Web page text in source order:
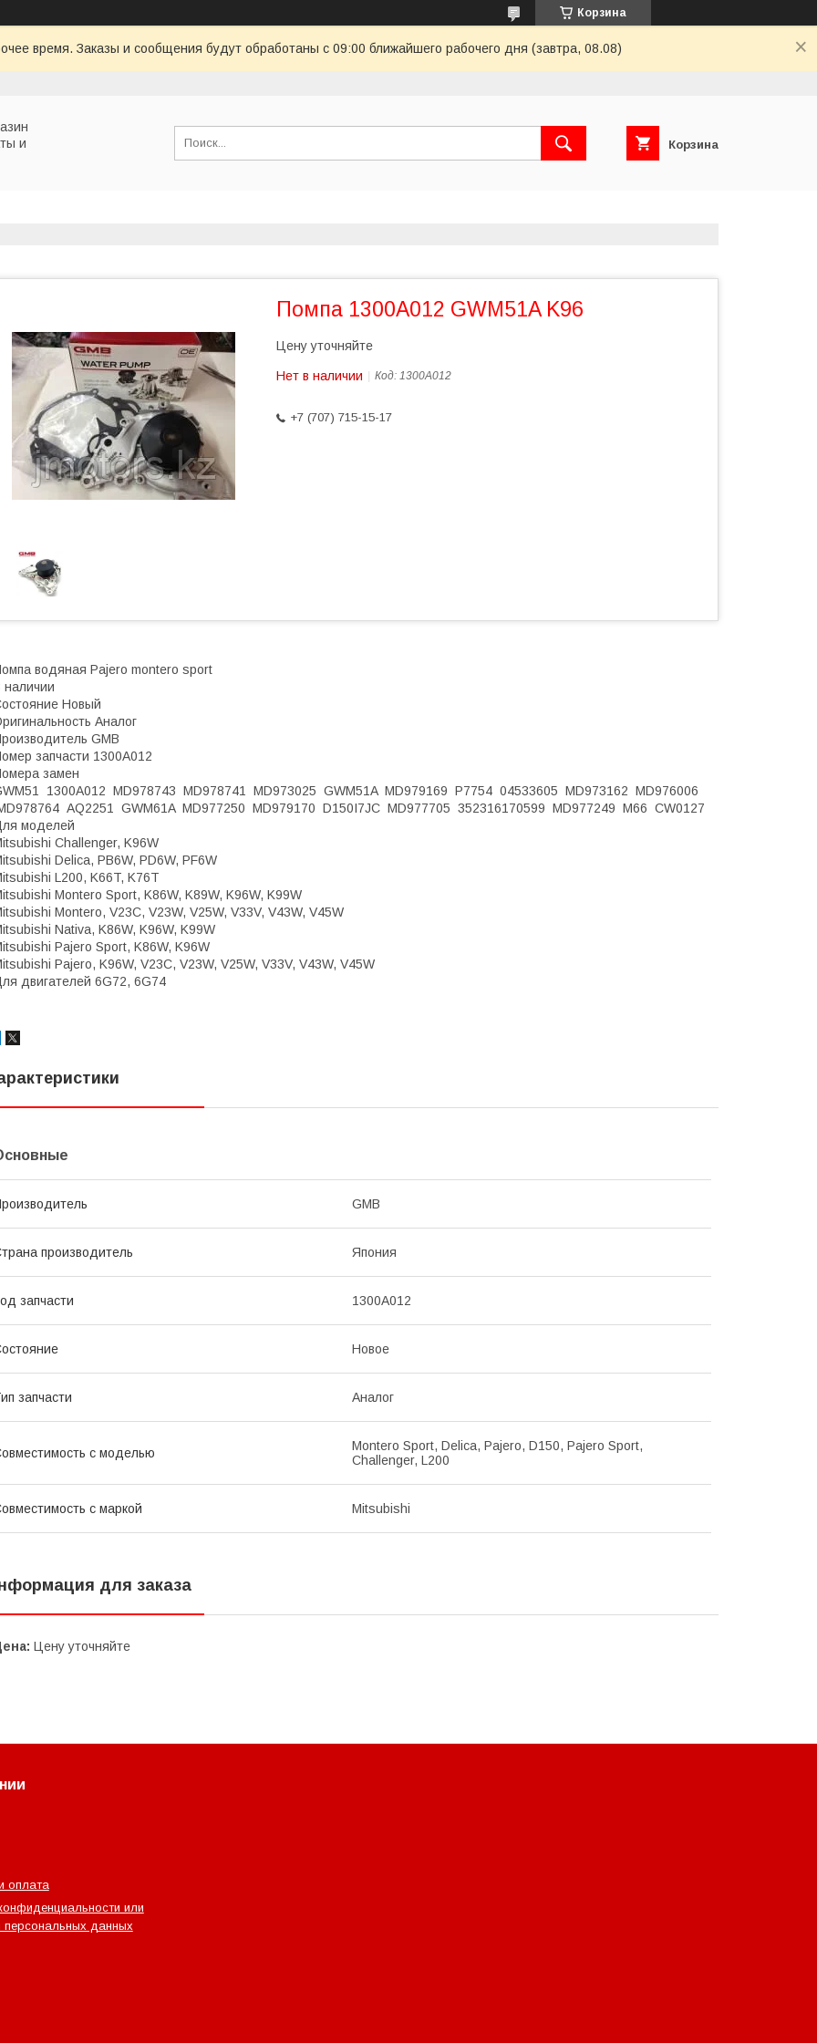
Корзина
время. Заказы и сообщения будут обработаны с 09:00 ближайшего рабочего дня (завтра, 08.08)
и
Корзина
Помпа 1300A012 GWM51A K96
Цену уточняйте
Нет в наличии Код: 1300A012
+7 (707) 715-15-17
водяная Pajero montero sport
наличии
Новый
Аналог
GMB
запчасти 1300A012
замен
1300A012 MD978743 MD978741 MD973025 GWM51A MD979169 P7754 04533605 MD973162 MD976006
AQ2251 GWM61A MD977250 MD979170 D150I7JC MD977705 352316170599 MD977249 M66 CW0127
моделей
Challenger, K96W
Delica, PB6W, PD6W, PF6W
L200, K66T, K76T
Montero Sport, K86W, K89W, K96W, K99W
Montero, V23C, V23W, V25W, V33V, V43W, V45W
Nativa, K86W, K96W, K99W
Pajero Sport, K86W, K96W
Pajero, K96W, V23C, V23W, V25W, V33V, V43W, V45W
двигателей 6G72, 6G74
GMB
производитель Япония
запчасти 1300A012
Новое
запчасти Аналог
с моделью
Montero Sport, Delica, Pajero, D150, Pajero Sport,
Challenger, L200
с маркой Mitsubishi
для заказа
Цену уточняйте
оплата
или
персональных данных